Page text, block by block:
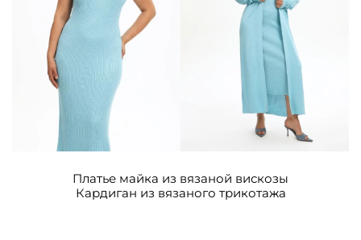
Платье майка из вязаной вискозы
Кардиган из вязаного трикотажа